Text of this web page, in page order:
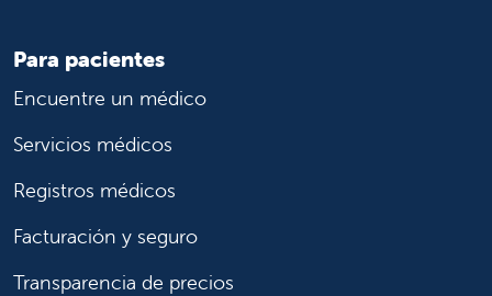
Para pacientes
Encuentre un médico
Servicios médicos
Registros médicos
Facturación y seguro
Transparencia de precios